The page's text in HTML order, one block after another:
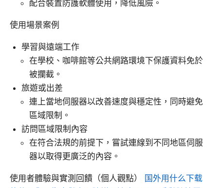
配合裝置防護軟體使用，降低風險。
使用場景案例
學習與遠端工作
在學校、咖啡館等公共網路環境下保護資料免於
被攔截。
旅遊或出差
連上當地伺服器以改善速度與穩定性，同時避免
區域限制。
訪問區域限制內容
在符合法規的前提下，嘗試連線到不同地區伺服
器以取得更廣泛的內容。
使用者體驗與實測回饋（個人觀點）
国外用什么下载